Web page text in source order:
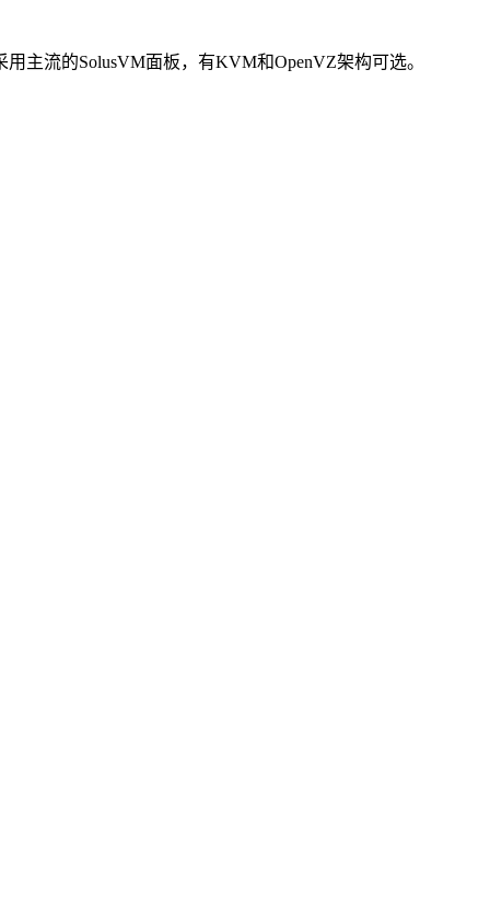
主流的SolusVM面板，有KVM和OpenVZ架构可选。